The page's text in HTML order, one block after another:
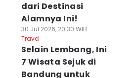
dari Destinasi
Alamnya Ini!
30 Jul 2026, 20:30 WIB
Travel
Selain Lembang, Ini
7 Wisata Sejuk di
Bandung untuk